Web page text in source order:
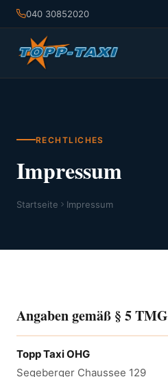
040 30852020
RECHTLICHES
Impressum
Startseite Impressum
Angaben gemäß § 5 TMG
Topp Taxi OHG
Segeberger Chaussee 129